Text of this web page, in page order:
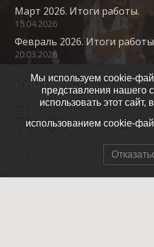
Март 2026. Итоги работы.
15.04.2026
Февраль 2026. Итоги
20.03.2026
Контакты
Динамовская ул., 10к1,
Мы используем cookie-
представления нашего
использовать этот сайт,
использованием cookie-